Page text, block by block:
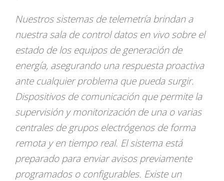
Nuestros sistemas de telemetría brindan a
nuestra sala de control datos en vivo sobre el
estado de los equipos de generación de
energía, asegurando una respuesta proactiva
ante cualquier problema que pueda surgir.
Dispositivos de comunicación que permite la
supervisión y monitorización de una o varias
centrales de grupos electrógenos de forma
remota y en tiempo real. El sistema está
preparado para enviar avisos previamente
programados o configurables. Existe un